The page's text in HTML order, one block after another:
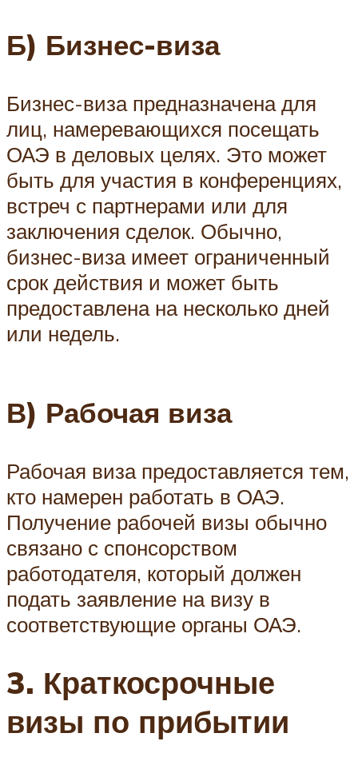
Б) Бизнес-виза
Бизнес-виза предназначена для
лиц, намеревающихся посещать
ОАЭ в деловых целях. Это может
быть для участия в конференциях,
встреч с партнерами или для
заключения сделок. Обычно,
бизнес-виза имеет ограниченный
срок действия и может быть
предоставлена на несколько дней
или недель.
В) Рабочая виза
Рабочая виза предоставляется тем,
кто намерен работать в ОАЭ.
Получение рабочей визы обычно
связано с спонсорством
работодателя, который должен
подать заявление на визу в
соответствующие органы ОАЭ.
3. Краткосрочные
визы по прибытии